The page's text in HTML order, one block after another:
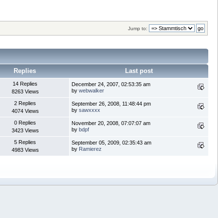
Jump to:
Replies Last post
14 Replies
8263 Views
December 24, 2007, 02:53:35 am
by webwalker
2 Replies
4074 Views
September 26, 2008, 11:48:44 pm
by sawxxxx
0 Replies
3423 Views
November 20, 2008, 07:07:07 am
by bdpf
5 Replies
4983 Views
September 05, 2009, 02:35:43 am
by Ramierez